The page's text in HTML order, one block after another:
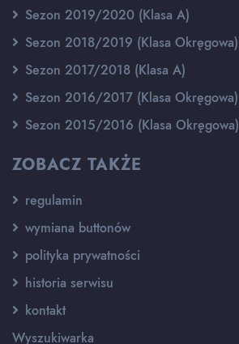
Sezon 2019/2020 (Klasa A)
Sezon 2018/2019 (Klasa Okręgowa)
Sezon 2017/2018 (Klasa A)
Sezon 2016/2017 (Klasa Okręgowa)
Sezon 2015/2016 (Klasa Okręgowa)
ZOBACZ TAKŻE
regulamin
wymiana buttonów
polityka prywatności
historia serwisu
kontakt
Wyszukiwarka